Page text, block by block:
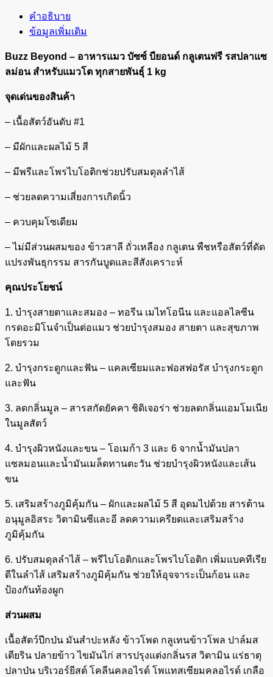
แมว
แซลมอน
สำหรับ
โต
ทุก
พันธุ์
kg
คำอธิบาย
ข้อมูลเพิ่มเติม
Buzz Beyond – อาหารแมว บัซซ์ บียอนด์ กลูเตนฟรี รสปลาแซ
ลม่อน สำหรับแมวโต ทุกสายพันธุ์ 1 kg
จุดเด่นของสินค้า
– เนื้อสัตว์อันดับ #1
– มีผักและผลไม้ 5 สี
– มีพรีและโพรไบโอติกช่วยปรับสมดุลลำไส้
– ช่วยลดความเสี่ยงการเกิดนิ้ว
– ควบคุมโซเดียม
– ไม่มีส่วนผสมของ ข้าวสาลี ถั่วเหลือง กลูเตน พืชหรือสัตว์ที่ดัด
แปรงพันธุกรรม สารกันบูดและสีสังเคราะห์
คุณประโยชน์
1. บำรุงสายตาและสมอง – ทอรีน เมไทโอนีน และแอลไลซีน
กรดอะมิโนจำเป็นต่อแมว ช่วยบำรุงสมอง สายตา และสุขภาพ
โดยรวม
2. บำรุงกระดูกและฟัน – แคลเซียมและฟอสฟอรัส บำรุงกระดูก
และฟัน
3. ลดกลิ่นมูล – สารสกัดยัคคา ชิดิเจอร่า ช่วยลดกลิ่นแอมโมเนีย
ในมูลสัตว์
4. บำรุงผิวหนังและขน – โอเมก้า 3 และ 6 จากน้ำมันปลา
แซลมอนและน้ำมันเมล็ดทานตะวัน ช่วยบำรุงผิวหนังและเส้น
ขน
5. เสริมสร้างภูมิคุ้มกัน – ผักและผลไม้ 5 สี อุดมไปด้วย สารต้าน
อนุมูลอิสระ วิตามินซีและอี ลดความเครียดและเสริมสร้าง
ภูมิคุ้มกัน
6. ปรับสมดุลลำไส้ – พรีไบโอติกและโพรไบโอติก เพิ่มแบคทีเรีย
ดีในลำไส้ เสริมสร้างภูมิคุ้มกัน ช่วยให้อุจจาระเป็นก้อน และ
ป้องกันท้องผูก
ส่วนผสม
เนื้อสัตว์ปีกป่น มันสำปะหลัง ข้าวโพด กลูเทนข้าวโพล ปาล์มส
เตียริน ปลายข้าว ไขมันไก่ สารปรุงแต่งกลิ่นรส วิตามิน แร่ธาตุ
ปลาป่น บริเวอร์ยีสต์ โคลีนคลอไรด์ โพแทสเซียมคลอไรด์ เกลือ